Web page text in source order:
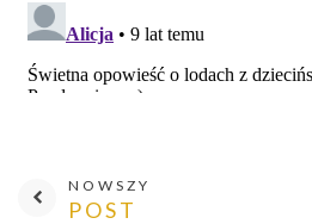
NOWSZY
POST